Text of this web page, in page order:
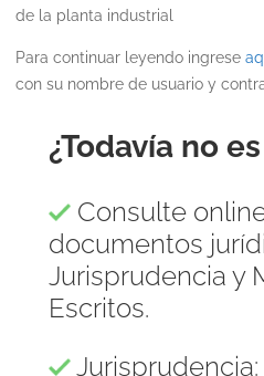
de la planta industrial
Para continuar leyendo ingrese
con su nombre de usuario y
¿Todavía no
Consulte
documentos
Jurisprudencia y
Escritos.